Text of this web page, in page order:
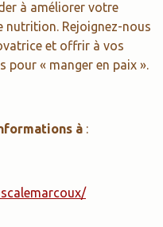
à améliorer votre
nutrition. Rejoignez-nous
et offrir à vos
pour « manger en paix ».
à :